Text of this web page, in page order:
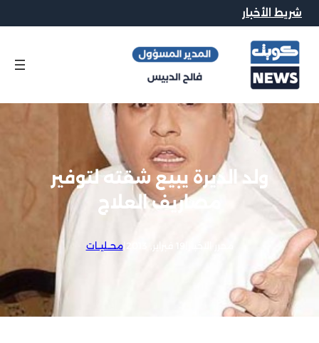
شريط الأخبار
ولد الديرة يبيع شقته لتوفير
مصاريف العلاج
|محــليــات